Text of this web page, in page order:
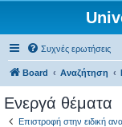
Συχνές ερωτήσεις
Board Αναζήτηση
Ενεργά θέματα
Επιστροφή στην ειδική